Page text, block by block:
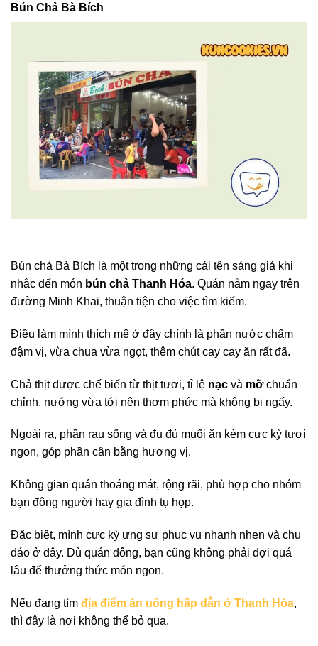
Bún Chả Bà Bích
Bún chả Bà Bích là một trong những cái tên sáng giá khi
nhắc đến món bún chả Thanh Hóa. Quán nằm ngay trên
đường Minh Khai, thuận tiện cho việc tìm kiếm.
Điều làm mình thích mê ở đây chính là phần nước chấm
đậm vị, vừa chua vừa ngọt, thêm chút cay cay ăn rất đã.
Chả thịt được chế biến từ thịt tươi, tỉ lệ nạc và mỡchuẩn
chỉnh, nướng vừa tới nên thơm phức mà không bị ngấy.
Ngoài ra, phần rau sống và đu đủ muối ăn kèm cực kỳ tươi
ngon, góp phần cân bằng hương vị.
Không gian quán thoáng mát, rộng rãi, phù hợp cho nhóm
bạn đông người hay gia đình tụ họp.
Đặc biệt, mình cực kỳ ưng sự phục vụ nhanh nhẹn và chu
đáo ở đây. Dù quán đông, bạn cũng không phải đợi quá
lâu để thưởng thức món ngon.
Nếu đang tìm địa điểm ăn uống hấp dẫn ở Thanh Hóa,
thì đây là nơi không thể bỏ qua.